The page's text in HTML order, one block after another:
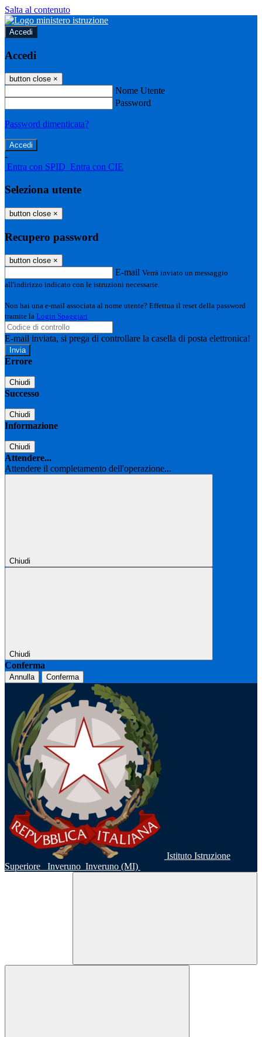
Salta al contenuto
Accedi
Accedi
button close ×
Nome Utente
Password
Password dimenticata?
-
Entra con SPID Entra con CIE
Seleziona utente
button close ×
Recupero password
button close ×
E-mail Verrà inviato un messaggio
all'indirizzo indicato con le istruzioni necessarie.
Non hai una e-mail associata al nome utente? Effettua il reset della password
tramite la Login Spaggiari
E-mail inviata, si prega di controllare la casella di posta elettronica!
Errore
Chiudi
Successo
Chiudi
Informazione
Chiudi
Attendere...
Attendere il completamento dell'operazione...
Chiudi
Chiudi
Conferma
Annulla Conferma
Istituto Istruzione
Superiore
Inveruno Inveruno (MI)